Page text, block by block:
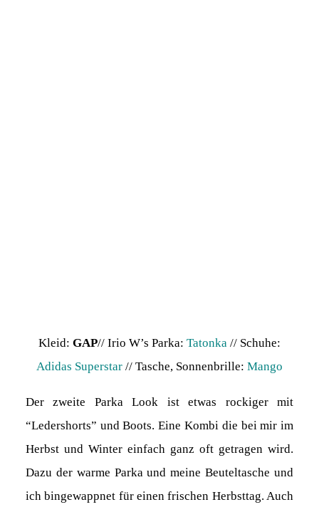
Kleid: GAP// Irio W’s Parka: Tatonka // Schuhe:
Adidas Superstar // Tasche, Sonnenbrille: Mango
Der zweite Parka Look ist etwas rockiger mit
“Ledershorts” und Boots. Eine Kombi die bei mir im
Herbst und Winter einfach ganz oft getragen wird.
Dazu der warme Parka und meine Beuteltasche und
ich bingewappnet für einen frischen Herbsttag. Auch